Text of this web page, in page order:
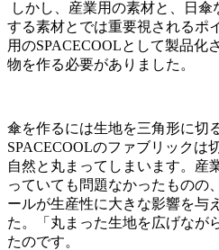
しかし、産業用の素材と、日傘
する素材とでは重要視されるポ
用のSPACECOOLとして製品化
物を作る必要がありました。
傘を作るには生地を三角形に切
SPACECOOLのファブリックは
自然と丸まってしまいます。産
っていても問題なかったものの
ールが生産性に大きな影響を与
た。「丸まった生地を広げなが
たのです。